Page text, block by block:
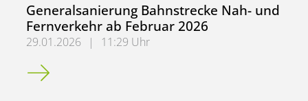
Generalsanierung Bahnstrecke Nah- und
Fernverkehr ab Februar 2026
29.01.2026 |
11:29 Uhr
Generalsanierung Bahnstrecke Nah- und Fernverkehr ab